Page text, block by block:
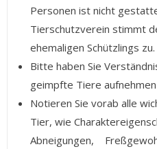
Personen ist nicht
Tierschutzverein stimmt
ehemaligen Schützlings zu.
Bitte haben Sie
geimpfte Tiere aufnehmen
Notieren Sie vorab alle
Tier, wie
Abneigungen,